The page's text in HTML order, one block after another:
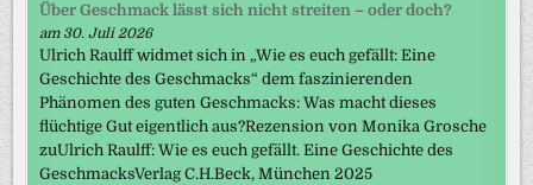
Über Geschmack lässt sich nicht streiten – oder doch?
am 30. Juli 2026
Ulrich Raulff widmet sich in „Wie es euch gefällt: Eine
Geschichte des Geschmacks“ dem faszinierenden
Phänomen des guten Geschmacks: Was macht dieses
flüchtige Gut eigentlich aus?Rezension von Monika Grosche
zuUlrich Raulff: Wie es euch gefällt. Eine Geschichte des
GeschmacksVerlag C.H.Beck, München 2025